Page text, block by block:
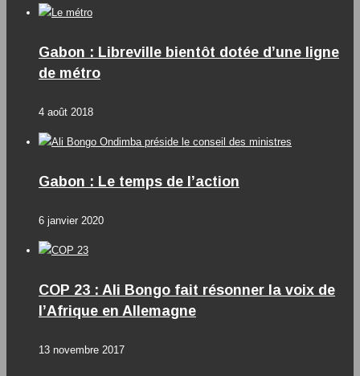
Gabon : Libreville bientôt dotée d’une ligne
de métro
4 août 2018
Gabon : Le temps de l’action
6 janvier 2020
COP 23 : Ali Bongo fait résonner la voix de
l’Afrique en Allemagne
13 novembre 2017